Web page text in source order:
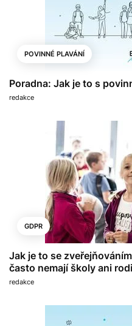
POVINNÉ PLAVÁNÍ
Poradna: Jak je to s
redakce
GDPR
Jak je to se
často nemají školy ani
redakce